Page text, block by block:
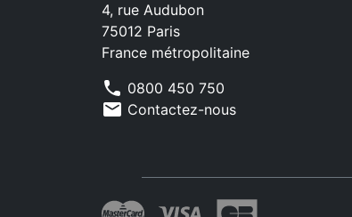
4, rue Audubon
75012 Paris
France métropolitaine
phone 0800 450 750
mail Contactez-nous